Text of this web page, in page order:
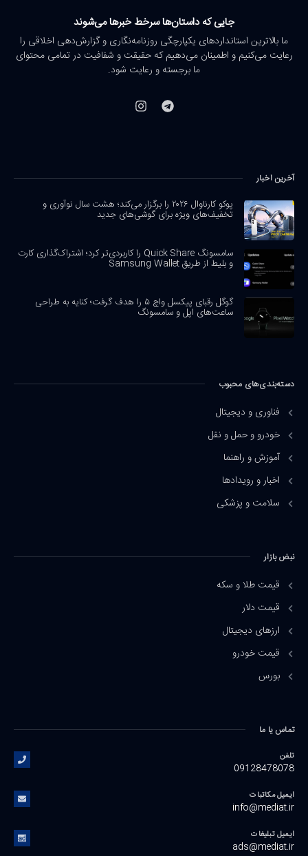
جایی که داستان‌ها سرخط خبرها می‌شوند
ما بالاترین استانداردهای یکپارچگی روزنامه‌نگاری و گزارش‌دهی اخلاقی را
رعایت می‌کنیم و اطمینان می‌دهیم که حقیقت و شفافیت در تمامی محتوای
ما برجسته و رعایت شود.
آخرین اخبار
پوکو کارناوال ۲۰۲۶ را برگزار می‌کند؛ هشت سال نوآوری و
تخفیف‌های ویژه برای گوشی‌های جدید
سامسونگ Quick Share را کاربردی‌تر کرد؛ اشتراک‌گذاری کارت
و بلیط از طریق Samsung Wallet
گوگل رقبای پیکسل واچ ۵ را هدف گرفت؛ کنایه به طراحی
ساعت‌های اپل و سامسونگ
دسته‌بندی‌های محبوب
فناوری و دیجیتال
خودرو و حمل و نقل
آموزش و راهنما
اخبار و رویدادها
سلامت و پزشکی
نبض بازار
قیمت طلا و سکه
قیمت دلار
ارزهای دیجیتال
قیمت خودرو
بورس
تماس یا ما
تلفن
09128478078
ایمیل مکاتبات
info@mediat.ir
ایمیل تبلیغات
ads@mediat.ir